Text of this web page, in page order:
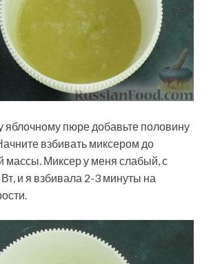
яблочному пюре добавьте половину
взбивать миксером до
массы. Миксер у меня слабый, с
и я взбивала 2-3 минуты на